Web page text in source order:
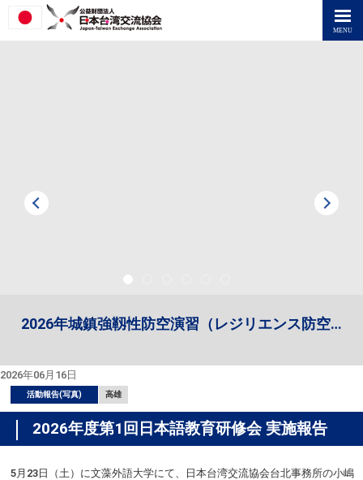
2026年城鎮強靱性防空演習（レジリエンス防空演
2026年06月16日
活動報告(写真) 高雄
2026年度第1回日本語教育研修会 実施報告
5月23日（土）に文藻外語大学にて、日本台湾交流協会台北事務所の小嶋